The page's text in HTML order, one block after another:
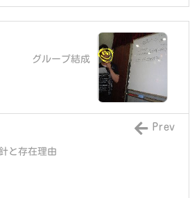
グループ結成
と存在理由
Prev